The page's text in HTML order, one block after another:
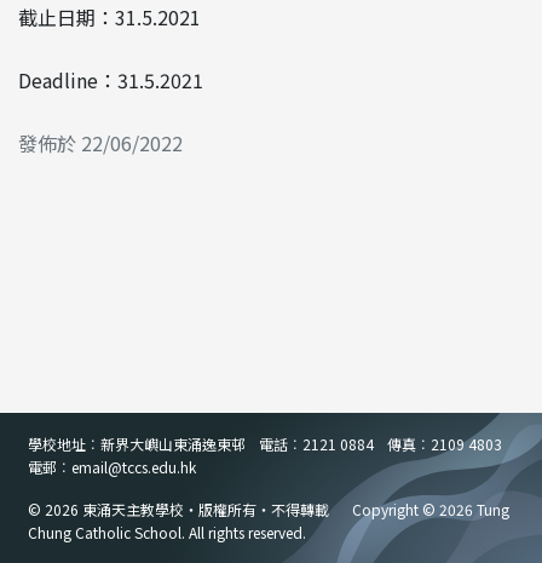
截止日期：31.5.2021
Deadline：31.5.2021
發佈於 22/06/2022
學校地址︰新界大嶼山東涌逸東邨 電話︰2121 0884
傳真︰2109 4803
電郵︰email@tccs.edu.hk
© 2026 東涌天主教學校・版權所有・不得轉載
Copyright © 2026 Tung
Chung Catholic School. All rights reserved.